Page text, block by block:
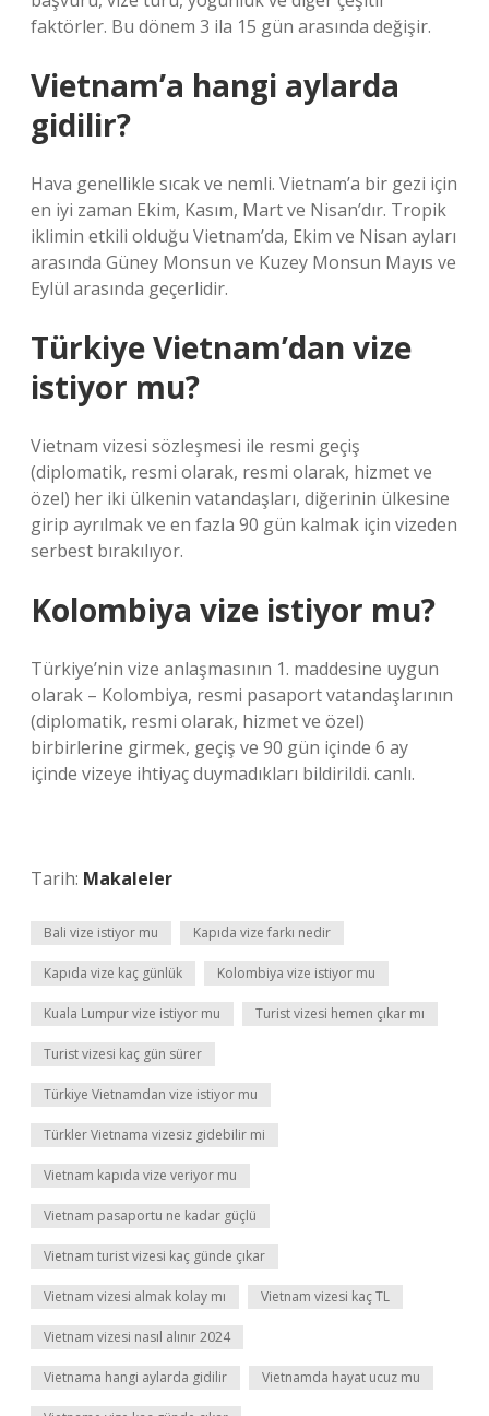
faktörler. Bu dönem 3 ila 15 gün arasında değişir.
Vietnam’a hangi aylarda
gidilir?
Hava genellikle sıcak ve nemli. Vietnam’a bir gezi için
en iyi zaman Ekim, Kasım, Mart ve Nisan’dır. Tropik
iklimin etkili olduğu Vietnam’da, Ekim ve Nisan ayları
arasında Güney Monsun ve Kuzey Monsun Mayıs ve
Eylül arasında geçerlidir.
Türkiye Vietnam’dan vize
istiyor mu?
Vietnam vizesi sözleşmesi ile resmi geçiş
(diplomatik, resmi olarak, resmi olarak, hizmet ve
özel) her iki ülkenin vatandaşları, diğerinin ülkesine
girip ayrılmak ve en fazla 90 gün kalmak için vizeden
serbest bırakılıyor.
Kolombiya vize istiyor mu?
Türkiye’nin vize anlaşmasının 1. maddesine uygun
olarak – Kolombiya, resmi pasaport vatandaşlarının
(diplomatik, resmi olarak, hizmet ve özel)
birbirlerine girmek, geçiş ve 90 gün içinde 6 ay
içinde vizeye ihtiyaç duymadıkları bildirildi. canlı.
Tarih: Makaleler
Bali vize istiyor mu Kapıda vize farkı nedir
Kapıda vize kaç günlük Kolombiya vize istiyor mu
Kuala Lumpur vize istiyor mu Turist vizesi hemen çıkar mı
Turist vizesi kaç gün sürer
Türkiye Vietnamdan vize istiyor mu
Türkler Vietnama vizesiz gidebilir mi
Vietnam kapıda vize veriyor mu
Vietnam pasaportu ne kadar güçlü
Vietnam turist vizesi kaç günde çıkar
Vietnam vizesi almak kolay mı Vietnam vizesi kaç TL
Vietnam vizesi nasıl alınır 2024
Vietnama hangi aylarda gidilir Vietnamda hayat ucuz mu